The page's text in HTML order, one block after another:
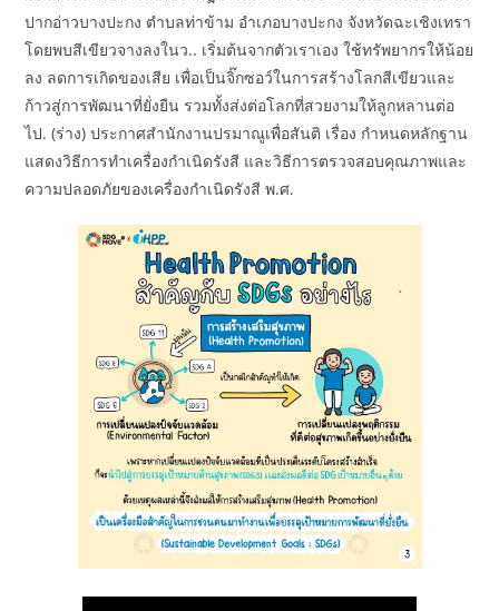
ปากอ่าวบางปะกง ตำบลท่าข้าม อำเภอบางปะกง จังหวัดฉะเชิงเทรา
โดยพบสีเขียวจางลงในว.. เริ่มต้นจากตัวเราเอง ใช้ทรัพยากรให้น้อย
ลง ลดการเกิดของเสีย เพื่อเป็นจิ๊กซอว์ในการสร้างโลกสีเขียวและ
ก้าวสู่การพัฒนาที่ยั่งยืน รวมทั้งส่งต่อโลกที่สวยงามให้ลูกหลานต่อ
ไป. (ร่าง) ประกาศสำนักงานปรมาณูเพื่อสันติ เรื่อง กำหนดหลักฐาน
แสดงวิธีการทำเครื่องกำเนิดรังสี และวิธีการตรวจสอบคุณภาพและ
ความปลอดภัยของเครื่องกำเนิดรังสี พ.ศ.